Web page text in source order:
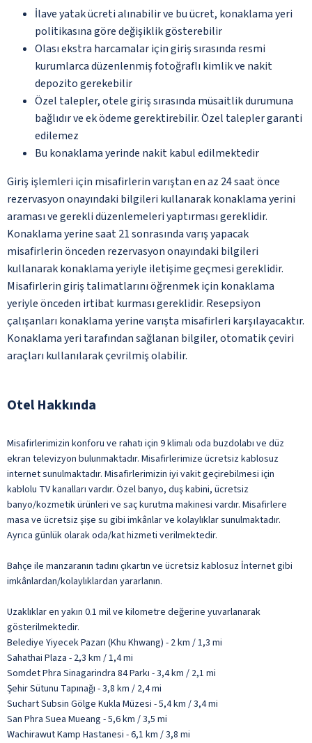
İlave yatak ücreti alınabilir ve bu ücret, konaklama yeri
politikasına göre değişiklik gösterebilir
Olası ekstra harcamalar için giriş sırasında resmi
kurumlarca düzenlenmiş fotoğraflı kimlik ve nakit
depozito gerekebilir
Özel talepler, otele giriş sırasında müsaitlik durumuna
bağlıdır ve ek ödeme gerektirebilir. Özel talepler garanti
edilemez
Bu konaklama yerinde nakit kabul edilmektedir
Giriş işlemleri için misafirlerin varıştan en az 24 saat önce
rezervasyon onayındaki bilgileri kullanarak konaklama yerini
araması ve gerekli düzenlemeleri yaptırması gereklidir.
Konaklama yerine saat 21 sonrasında varış yapacak
misafirlerin önceden rezervasyon onayındaki bilgileri
kullanarak konaklama yeriyle iletişime geçmesi gereklidir.
Misafirlerin giriş talimatlarını öğrenmek için konaklama
yeriyle önceden irtibat kurması gereklidir. Resepsiyon
çalışanları konaklama yerine varışta misafirleri karşılayacaktır.
Konaklama yeri tarafından sağlanan bilgiler, otomatik çeviri
araçları kullanılarak çevrilmiş olabilir.
Otel Hakkında
Misafirlerimizin konforu ve rahatı için 9 klimalı oda buzdolabı ve düz
ekran televizyon bulunmaktadır. Misafirlerimize ücretsiz kablosuz
internet sunulmaktadır. Misafirlerimizin iyi vakit geçirebilmesi için
kablolu TV kanalları vardır. Özel banyo, duş kabini, ücretsiz
banyo/kozmetik ürünleri ve saç kurutma makinesi vardır. Misafirlere
masa ve ücretsiz şişe su gibi imkânlar ve kolaylıklar sunulmaktadır.
Ayrıca günlük olarak oda/kat hizmeti verilmektedir.
Bahçe ile manzaranın tadını çıkartın ve ücretsiz kablosuz İnternet gibi
imkânlardan/kolaylıklardan yararlanın.
Uzaklıklar en yakın 0.1 mil ve kilometre değerine yuvarlanarak
gösterilmektedir.
Belediye Yiyecek Pazarı (Khu Khwang) - 2 km / 1,3 mi
Sahathai Plaza - 2,3 km / 1,4 mi
Somdet Phra Sinagarindra 84 Parkı - 3,4 km / 2,1 mi
Şehir Sütunu Tapınağı - 3,8 km / 2,4 mi
Suchart Subsin Gölge Kukla Müzesi - 5,4 km / 3,4 mi
San Phra Suea Mueang - 5,6 km / 3,5 mi
Wachirawut Kamp Hastanesi - 6,1 km / 3,8 mi